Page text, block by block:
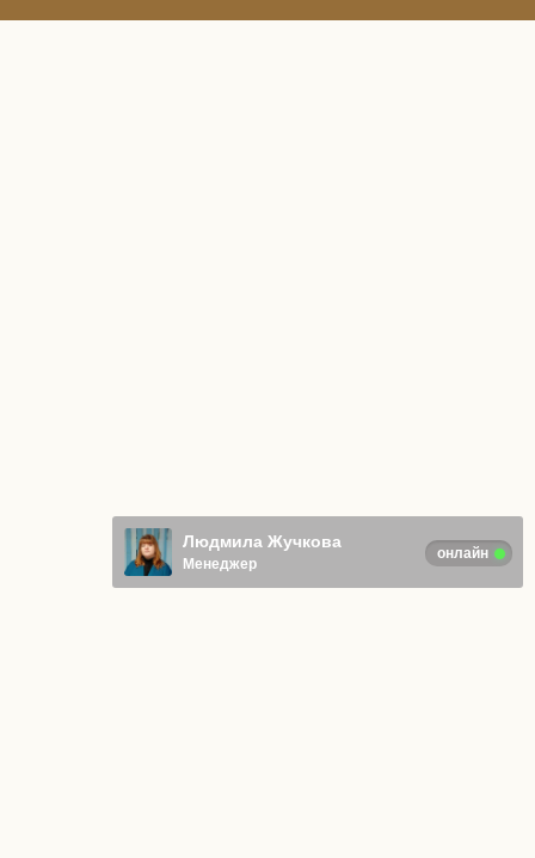
Людмила Жучкова
онлайн
Менеджер